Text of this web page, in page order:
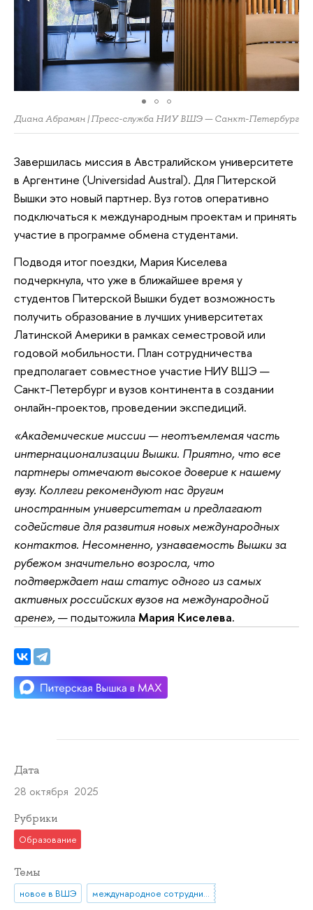
Диана Абрамян | Пресс-служба НИУ ВШЭ — Санкт-Петербург
Завершилась миссия в Австралийском университете
в Аргентине (Universidad Austral). Для Питерской
Вышки это новый партнер. Вуз готов оперативно
подключаться к международным проектам и принять
участие в программе обмена студентами.
Подводя итог поездки, Мария Киселева
подчеркнула, что уже в ближайшее время у
студентов Питерской Вышки будет возможность
получить образование в лучших университетах
Латинской Америки в рамках семестровой или
годовой мобильности. План сотрудничества
предполагает совместное участие НИУ ВШЭ —
Санкт-Петербург и вузов континента в создании
онлайн-проектов, проведении экспедиций.
«Академические миссии — неотъемлемая часть
интернационализации Вышки. Приятно, что все
партнеры отмечают высокое доверие к нашему
вузу. Коллеги рекомендуют нас другим
иностранным университетам и предлагают
содействие для развития новых международных
контактов. Несомненно, узнаваемость Вышки за
рубежом значительно возросла, что
подтверждает наш статус одного из самых
активных российских вузов на международной
арене»,— подытожила Мария Киселева.
Дата
28 октября 2025
Рубрики
Образование
Темы
новое в ВШЭ международное сотрудничество